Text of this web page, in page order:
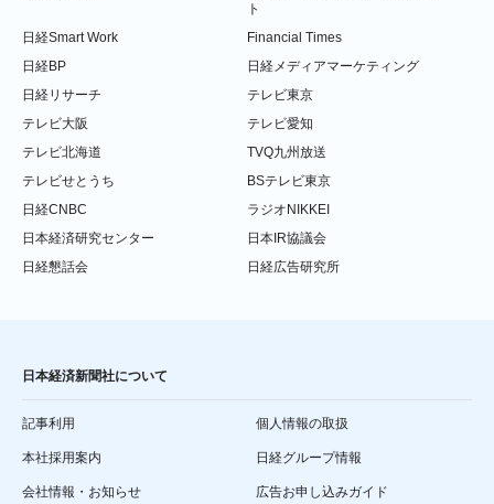
ト
日経Smart Work
Financial Times
日経BP
日経メディアマーケティング
日経リサーチ
テレビ東京
テレビ大阪
テレビ愛知
テレビ北海道
TVQ九州放送
テレビせとうち
BSテレビ東京
日経CNBC
ラジオNIKKEI
日本経済研究センター
日本IR協議会
日経懇話会
日経広告研究所
日本経済新聞社について
記事利用 個人情報の取扱
本社採用案内 日経グループ情報
会社情報・お知らせ 広告お申し込みガイド